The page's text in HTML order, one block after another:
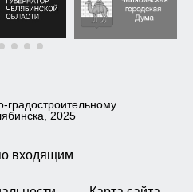
градостроительному
2025
входящим